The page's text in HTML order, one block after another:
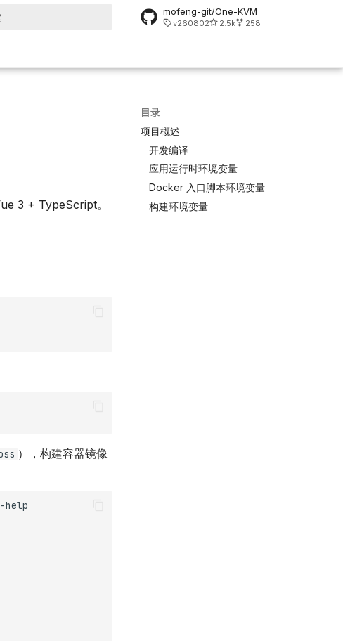
mofeng-git/One-KVM
v260802 2.5k 258
目录
项目概述
开发编译
应用运行时环境变量
Docker 入口脚本环境变量
构建环境变量
3 + TypeScript。
），构建容器镜像